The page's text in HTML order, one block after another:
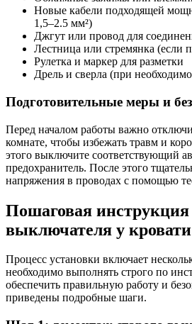
Новые кабели подходящей
1,5–2.5 мм²)
Джгут или провод для
Лестница или стремянка (если
Рулетка и маркер для разметки
Дрель и сверла (при
Подготовительные меры и
Перед началом работы важно
комнате, чтобы избежать травм и
этого выключите соответствующий
предохранитель. После этого
напряжения в проводах с помощью
Пошаговая
выключателя у кровати
Процесс установки включает
необходимо выполнять строго по
обеспечить правильную работу и
приведены подробные шаги.